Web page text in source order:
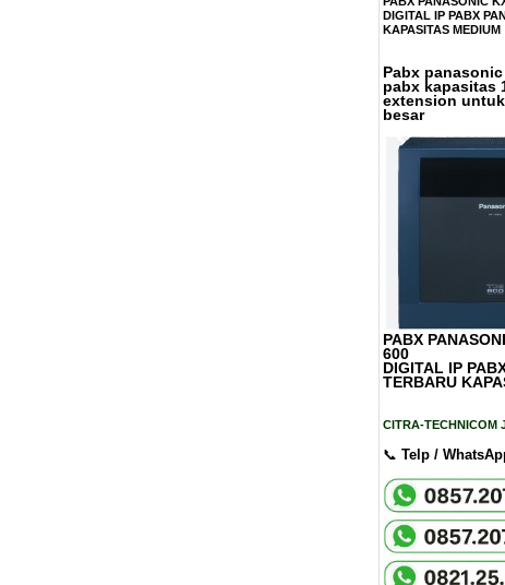
DIGITAL IP PABX
KAPASITAS MEDIUM
Pabx
pabx kapasitas
extension
besar
PABX
600
DIGITAL IP
TERBARU
CITRA-TECHNICOM
📞 Telp /